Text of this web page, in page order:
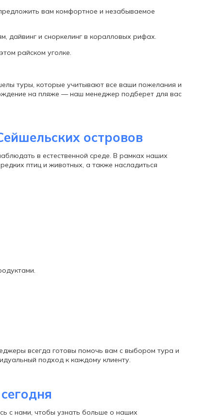
вам комфортное и незабываемое
дайвинг и сноркелинг в коралловых рифах.
райском уголке.
туры, которые учитывают все ваши пожелания и
на пляже — наш менеджер подберет для вас
островов
в естественной среде. В рамках наших
птиц и животных, а также насладиться
всегда готовы помочь вам с выбором тура и
подход к каждому клиенту.
с нами, чтобы узнать больше о наших